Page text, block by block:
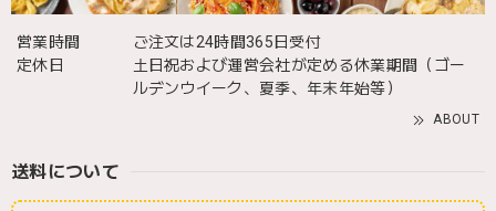
営業時間
ご注文は24時間365日受付
定休日
土日祝および運営会社が定める休業期間（ゴー
ルデンウイーク、夏季、年末年始等）
ABOUT
送料について